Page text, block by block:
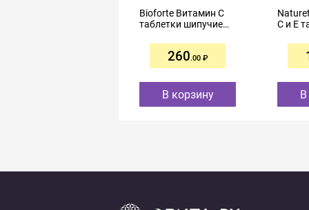
Bioforte Витамин C
таблетки шипучие
260.00
В корзину
C и E
В